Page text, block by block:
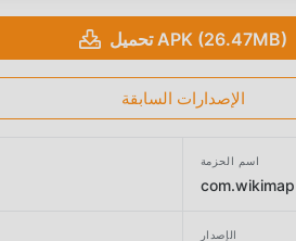
تحميل APK (26.47MB)
الإصدارات السابقة
اسم الحزمة
com.wikimap
الإصدار